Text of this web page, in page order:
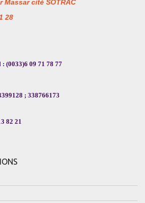
Massar cité SOTRAC
28
(0033)6 09 71 78 77
; 338766173
82 21